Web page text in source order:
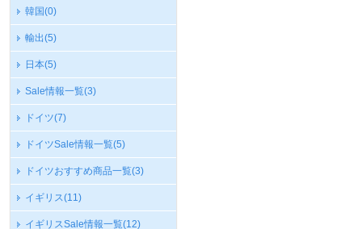
韓国(0)
輸出(5)
日本(5)
Sale情報一覧(3)
ドイツ(7)
ドイツSale情報一覧(5)
ドイツおすすめ商品一覧(3)
イギリス(11)
イギリスSale情報一覧(12)